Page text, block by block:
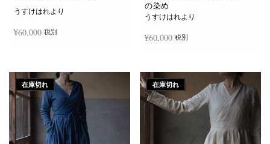
うすけはれより
¥60,000 税別
の染め
うすけはれより
¥60,000 税別
在庫切れ 在庫切れ